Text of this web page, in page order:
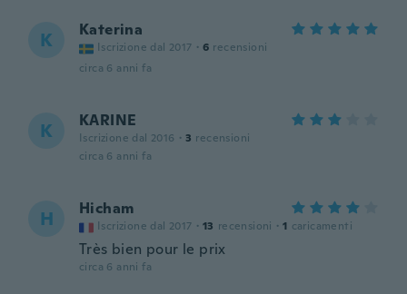
K Katerina
Iscrizione dal 2017 · 6 recensioni
circa 6 anni fa
K KARINE
Iscrizione dal 2016 · 3 recensioni
circa 6 anni fa
H Hicham
Iscrizione dal 2017 · 13 recensioni · 1 caricamenti
Très bien pour le prix
circa 6 anni fa